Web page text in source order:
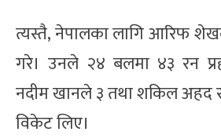
त्यस्तै, नेपालका लागि आरिफ
गरे। उनले २४ बलमा ४३ रन
नदीम खानले ३ तथा शकिल अहद
विकेट लिए।